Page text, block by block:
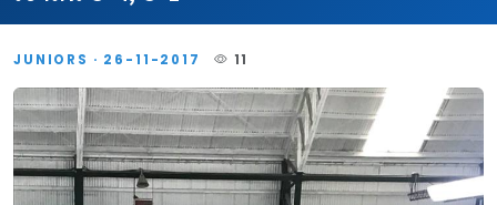
JUNIORS · 26-11-2017 11